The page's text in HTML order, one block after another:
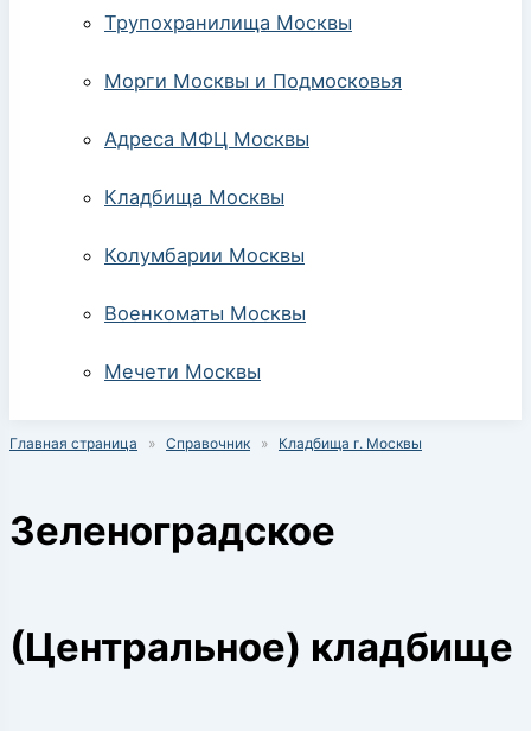
Трупохранилища Москвы
Морги Москвы и Подмосковья
Адреса МФЦ Москвы
Кладбища Москвы
Колумбарии Москвы
Военкоматы Москвы
Мечети Москвы
Главная страница » Справочник » Кладбища г. Москвы
Зеленоградское
(Центральное) кладбище